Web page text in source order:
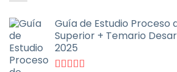
Guía de Estudio Proceso
Superior + Temario
2025